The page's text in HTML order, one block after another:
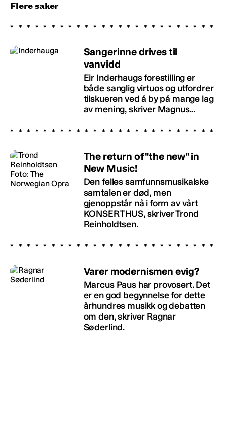
Flere saker
Sangerinne drives til
vanvidd
Eir Inderhaugs forestilling er
både sanglig virtuos og utfordrer
tilskueren ved å by på mange lag
av mening, skriver Magnus...
The return of "the new" in
New Music!
Den felles samfunnsmusikalske
samtalen er død, men
gjenoppstår nå i form av vårt
KONSERTHUS, skriver Trond
Reinholdtsen.
Varer modernismen evig?
Marcus Paus har provosert. Det
er en god begynnelse for dette
århundres musikk og debatten
om den, skriver Ragnar
Søderlind.